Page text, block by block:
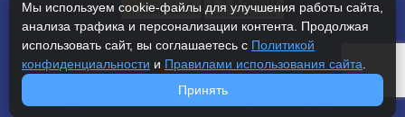
Copyright © 2013-2026 БизнесАренда - коммерческая
недвижимость, г. Москва. Все права защищены.
Мы используем cookie-файлы для улучшения работы сайта,
анализа трафика и персонализации контента. Продолжая
использовать сайт, вы соглашаетесь с Политикой
конфиденциальности и Правилами использования сайта
Принять